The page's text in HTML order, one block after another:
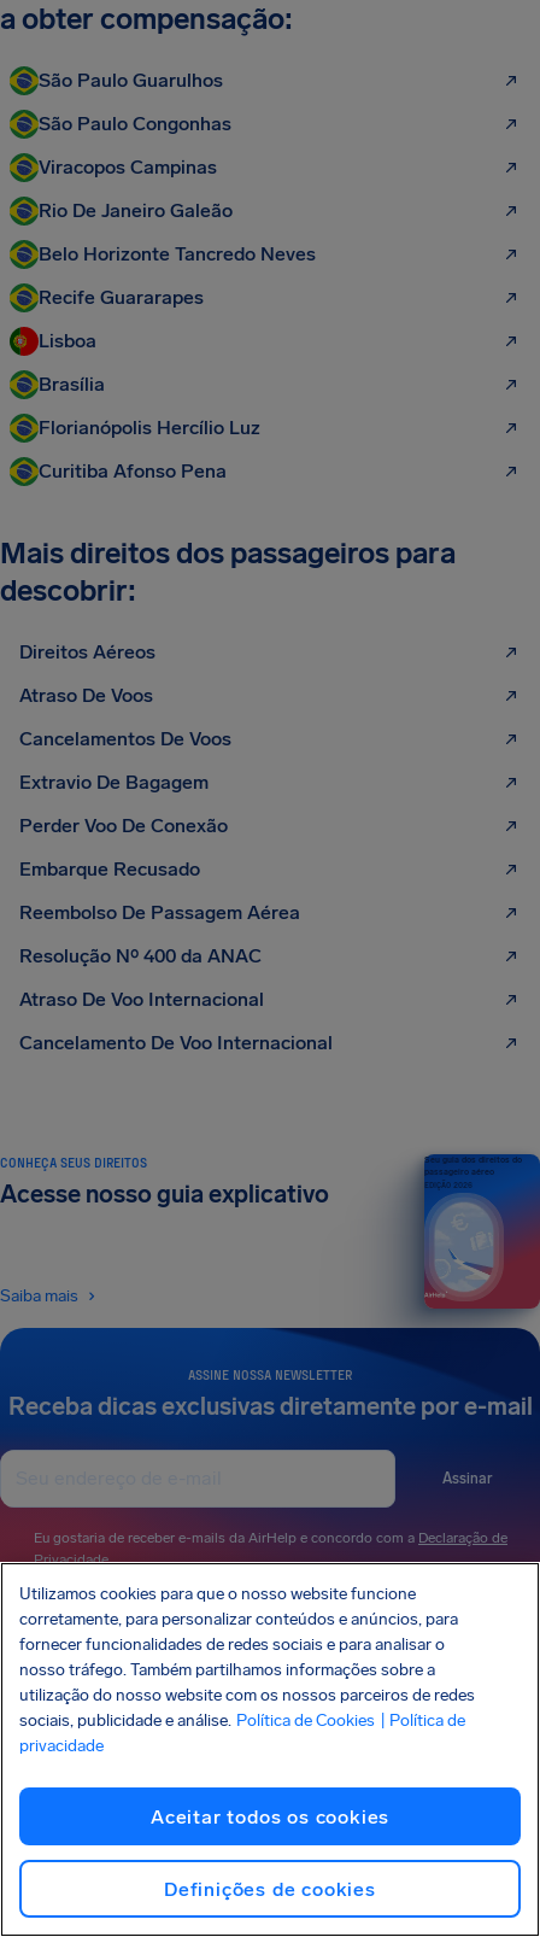
a obter compensação:
São Paulo Guarulhos
São Paulo Congonhas
Viracopos Campinas
Rio De Janeiro Galeão
Belo Horizonte Tancredo Neves
Recife Guararapes
Lisboa
Brasília
Florianópolis Hercílio Luz
Curitiba Afonso Pena
Mais direitos dos passageiros para
descobrir:
Direitos Aéreos
Atraso De Voos
Cancelamentos De Voos
Extravio De Bagagem
Perder Voo De Conexão
Embarque Recusado
Reembolso De Passagem Aérea
Resolução Nº 400 da ANAC
Atraso De Voo Internacional
Cancelamento De Voo Internacional
ASSINE NOSSA NEWSLETTER
Receba dicas exclusivas diretamente por e-mail
Assinar
Eu gostaria de receber e-mails da AirHelp e concordo com a Declaração de
Privacidade.
CONHEÇA SEUS DIREITOS
Acesse nosso guia explicativo
Saiba mais
Seu guia dos direitos do
passageiro aéreo
EDIÇÃO 2026
A AirHelp é membro da Associação dos Defensores dos Direitos dos Passageiros
(Association of Passenger Rights Advocates - APRA), cuja missão é promover e
proteger os direitos dos passageiros.
A AIRHELP FOI MENCIONADA:
CONHEÇA SEUS DIREITOS
NOSSA EMPRESA
PARCERIAS
Utilizamos cookies para que o nosso website funcione
corretamente, para personalizar conteúdos e anúncios, para
fornecer funcionalidades de redes sociais e para analisar o
nosso tráfego. Também partilhamos informações sobre a
utilização do nosso website com os nossos parceiros de redes
sociais, publicidade e análise. Política de Cookies
| Política de
privacidade
Aceitar todos os cookies
Definições de cookies